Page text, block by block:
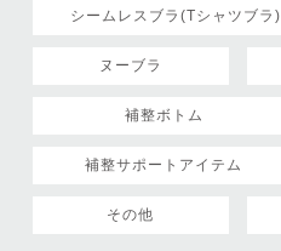
シームレスブラ(Tシャツブラ)
ヌーブラ
補整ボトム
補整サポートアイテム
その他